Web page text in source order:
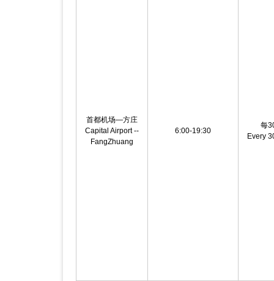
首都机场—方庄
Capital Airport --
FangZhuang
6:00-19:30
每
Every